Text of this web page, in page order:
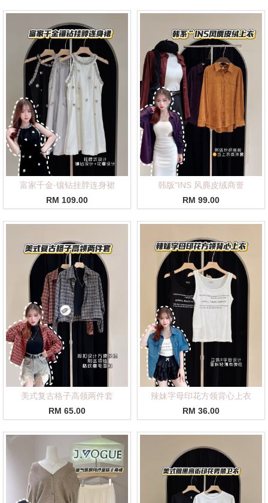
富家千金·镶钻挂脖连身裙
RM 109.00
韩版"INS 风麂皮绒商誉
RM 99.00
美式复古格子高领两件套
RM 65.00
辣妹字母印花方领背心上衣
RM 36.00